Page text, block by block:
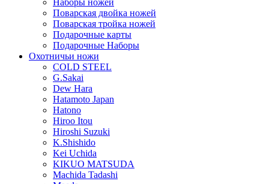
Поварская двойка ножей
Поварская тройка ножей
Подарочные карты
Подарочные Наборы
Охотничьи ножи
COLD STEEL
G.Sakai
Dew Hara
Hatamoto Japan
Hatono
Hiroo Itou
Hiroshi Suzuki
K.Shishido
Kei Uchida
KIKUO MATSUDA
Machida Tadashi